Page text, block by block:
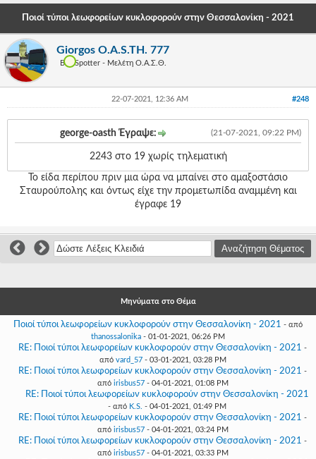
-
-
-
-
-
-
Γεια
σου,
Επισκέπτη!
Εγγραφή
Ποιοί τύποι λεωφορείων κυκλοφορούν στην Θεσσαλονίκη - 2021
Giorgos O.A.S.TH. 777
Bus Spotter - Μελέτη Ο.Α.Σ.Θ.
#248
22-07-2021, 12:36 AM
(21-07-2021, 09:22 PM)
george-oasth Έγραψε:
2243 στο 19 χωρίς τηλεματική
Το είδα περίπου πριν μια ώρα να μπαίνει στο αμαξοστάσιο
Σταυρούπολης και όντως είχε την προμετωπίδα αναμμένη και
έγραφε 19
Μηνύματα στο Θέμα
Ποιοί τύποι λεωφορείων κυκλοφορούν στην Θεσσαλονίκη - 2021 - από
thanossalonika - 01-01-2021, 06:26 PM
RE: Ποιοί τύποι λεωφορείων κυκλοφορούν στην Θεσσαλονίκη - 2021 -
από vard_57- 03-01-2021, 03:28 PM
RE: Ποιοί τύποι λεωφορείων κυκλοφορούν στην Θεσσαλονίκη - 2021 -
από irisbus57- 04-01-2021, 01:08 PM
RE: Ποιοί τύποι λεωφορείων κυκλοφορούν στην Θεσσαλονίκη - 2021
- από K.S. - 04-01-2021, 01:49 PM
RE: Ποιοί τύποι λεωφορείων κυκλοφορούν στην Θεσσαλονίκη - 2021 -
από irisbus57- 04-01-2021, 03:24 PM
RE: Ποιοί τύποι λεωφορείων κυκλοφορούν στην Θεσσαλονίκη - 2021 -
από irisbus57- 04-01-2021, 03:33 PM